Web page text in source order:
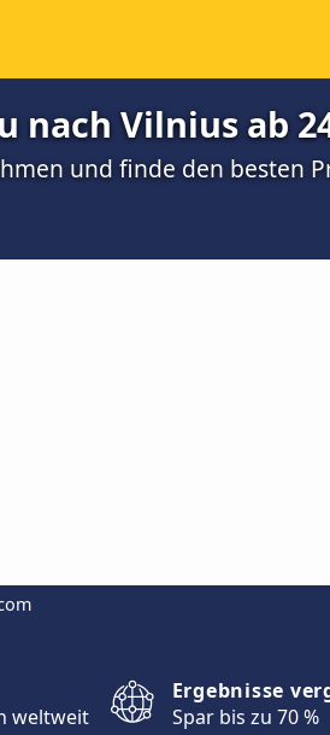
nach Vilnius ab
und finde den besten
weltweit
Ergebnisse
Spar bis zu 70 %